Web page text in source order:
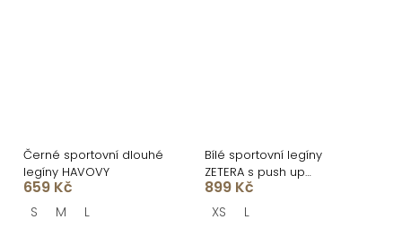
Černé sportovní dlouhé
legíny HAVOVY
659 Kč
S M L
Bílé sportovní legíny
ZETERA s push up
efektem
899 Kč
XS L